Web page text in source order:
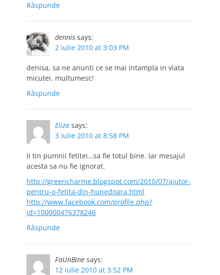
Răspunde
dennis says:
2 iulie 2010 at 3:03 PM
denisa, sa ne anunti ce se mai intampla in viata
micutei. multumesc!
Răspunde
Eliza says:
3 iulie 2010 at 8:58 PM
Ii tin pumnii fetitei…sa fie totul bine. Iar mesajul
acesta sa nu fie ignorat.
http://greencharme.blogspot.com/2010/07/ajutor-
pentru-o-fetita-din-hunedoara.html
http://www.facebook.com/profile.php?
id=100000476378246
Răspunde
FaUnBine says:
12 iulie 2010 at 3:52 PM